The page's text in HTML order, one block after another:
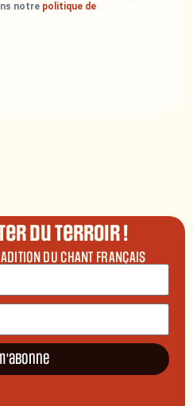
notre politique de
du terroir !
DU CHANT FRANÇAIS